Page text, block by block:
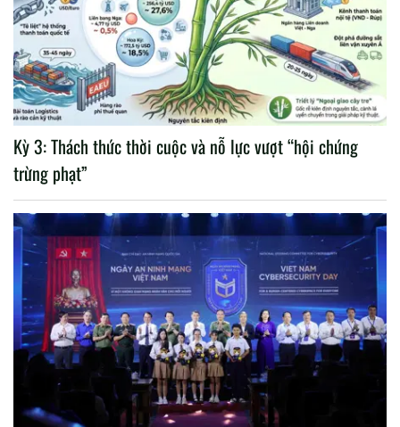
Kỳ 3: Thách thức thời cuộc và nỗ lực vượt “hội chứng
trừng phạt”